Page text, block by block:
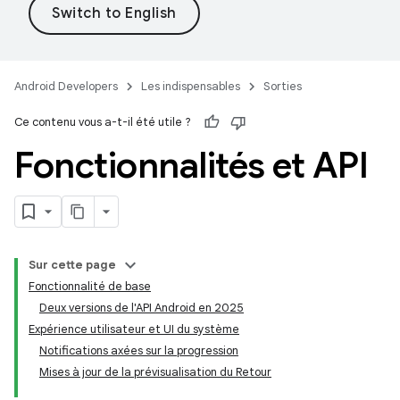
Android Developers Les indispensables Sorties
Ce contenu vous a-t-il été utile ?
Fonctionnalités et API
Sur cette page
Fonctionnalité de base
Deux versions de l'API Android en 2025
Expérience utilisateur et UI du système
Notifications axées sur la progression
Mises à jour de la prévisualisation du Retour